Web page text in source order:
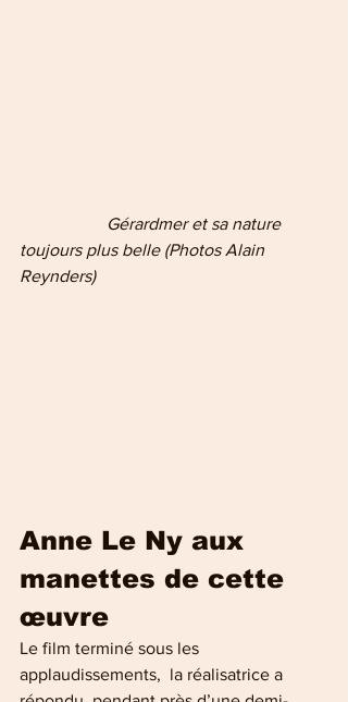
   Gérardmer et sa nature
toujours plus belle (Photos Alain
Reynders)
Anne Le Ny aux
manettes de cette
œuvre
Le film terminé sous les
applaudissements,  la réalisatrice a